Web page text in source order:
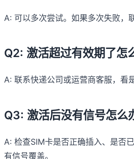
A: 可以多次尝试。如果多次失败，
Q2: 激活超过有效期了怎
A: 联系快递公司或运营商客服，看
Q3: 激活后没有信号怎么
A: 检查SIM卡是否正确插入、是否
有信号覆盖。